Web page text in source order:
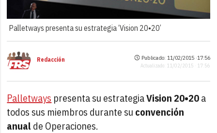
Palletways presenta su estrategia ‘Vision 20•20’
Redacción Publicado: 11/02/2015 ·17:56
Actualizado: 11/02/2015 · 17:56
Palletways presenta su estrategiaVision 20•20a
todos sus miembros durante su convención
anualde Operaciones.